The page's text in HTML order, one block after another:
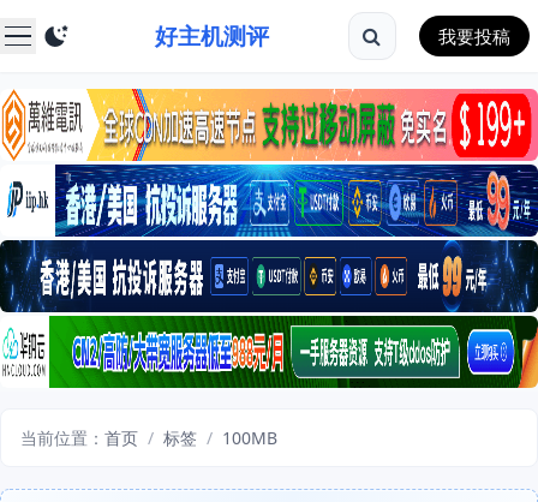
好主机测评 我要投稿
当前位置： 首页 / 标签 / 100MB